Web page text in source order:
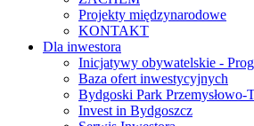
Projekty międzynarodowe
KONTAKT
Dla inwestora
Inicjatywy obywatelskie -
Baza ofert inwestycyjnych
Bydgoski Park Przemysłowo-
Invest in Bydgoszcz